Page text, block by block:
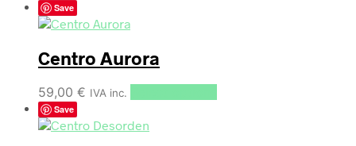
Save
Centro Aurora
59,00 € IVA inc.
Save